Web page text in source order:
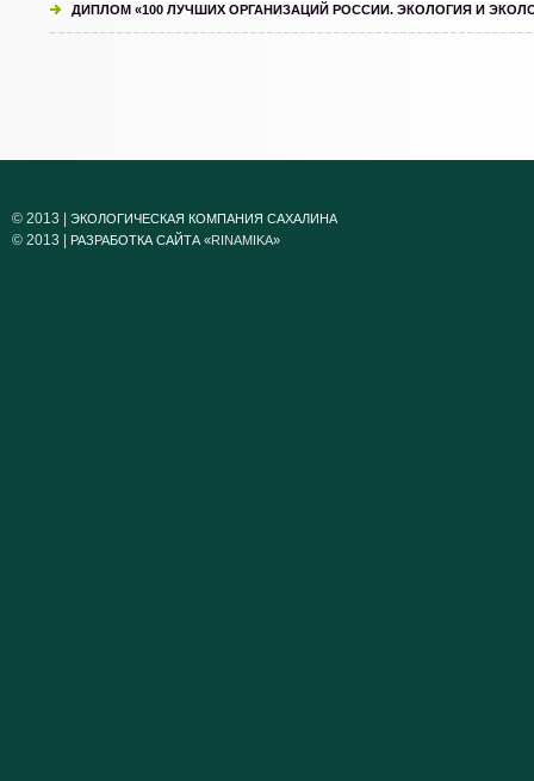
ДИПЛОМ «100 ЛУЧШИХ ОРГАНИЗАЦИЙ РОССИИ. ЭКОЛОГИЯ И
© 2013 | ЭКОЛОГИЧЕСКАЯ КОМПАНИЯ САХАЛИНА
© 2013 | РАЗРАБОТКА САЙТА «RINAMIKA»